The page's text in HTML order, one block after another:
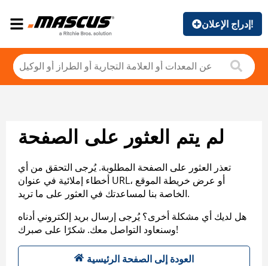
إدراج الإعلان!
لم يتم العثور على الصفحة
تعذر العثور على الصفحة المطلوبة. يُرجى التحقق من أي
أخطاء إملائية في عنوان URL، أو عرض خريطة الموقع
الخاصة بنا لمساعدتك في العثور على ما تريد.
هل لديك أي مشكلة أخرى؟ يُرجى إرسال بريد إلكتروني أدناه
وسنعاود التواصل معك. شكرًا على صبرك!
العودة إلى الصفحة الرئيسية